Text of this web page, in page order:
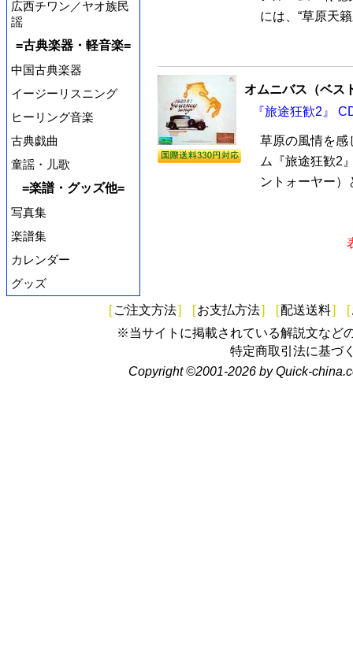
広西チワン／ヤオ族民
謡
=古典楽器・軽音楽=
中国古典楽器
イージーリスニング
ヒーリング音楽
古典戯曲
童謡・儿歌
=楽譜・グッズ他=
写真集
楽譜集
カレンダー
グッズ
には、“草原天
オムニバス（ベス
『旅途狂歓2』
草原の風情を感
ム『旅途狂歓2
ントォーヤー
[ ご注文方法] [お支払方法] [配送送料] [
※当サイトに掲載されている解説文など
特定商取引法に基づ
Copyright ©2001-2026 by Quick-